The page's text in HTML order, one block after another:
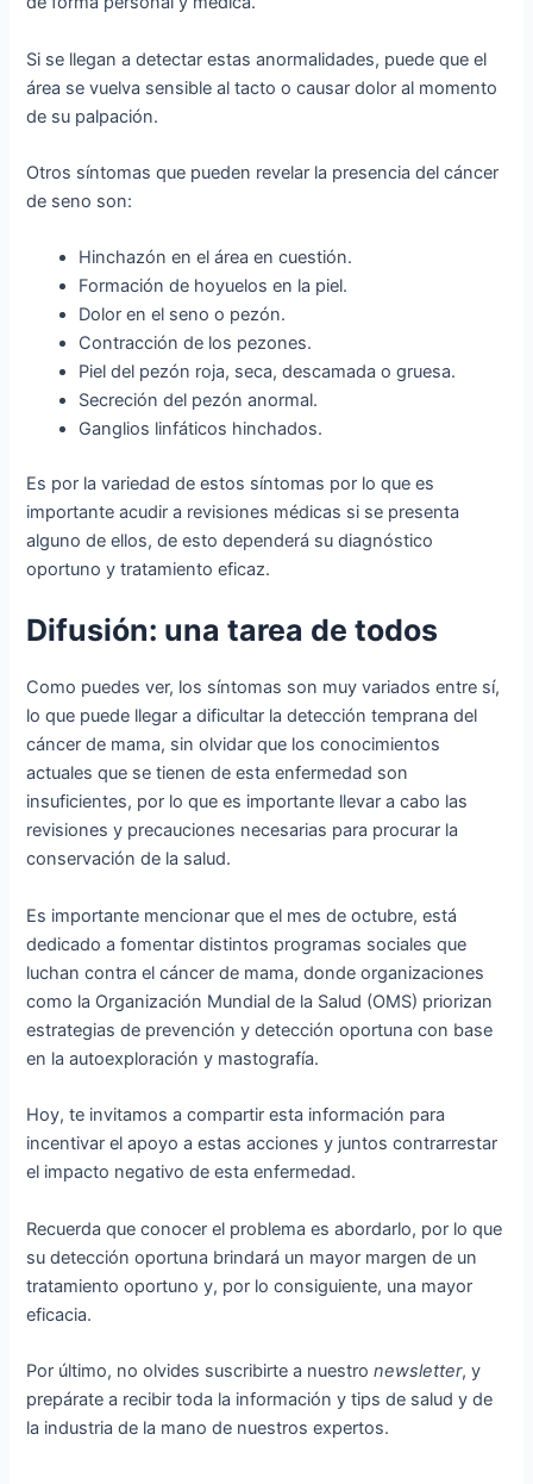
Si se llegan a detectar estas anormalidades, puede que el
área se vuelva sensible al tacto o causar dolor al momento
de su palpación.
Otros síntomas que pueden revelar la presencia del cáncer
de seno son:
Hinchazón en el área en cuestión.
Formación de hoyuelos en la piel.
Dolor en el seno o pezón.
Contracción de los pezones.
Piel del pezón roja, seca, descamada o gruesa.
Secreción del pezón anormal.
Ganglios linfáticos hinchados.
Es por la variedad de estos síntomas por lo que es
importante acudir a revisiones médicas si se presenta
alguno de ellos, de esto dependerá su diagnóstico
oportuno y tratamiento eficaz.
Difusión: una tarea de todos
Como puedes ver, los síntomas son muy variados entre sí,
lo que puede llegar a dificultar la detección temprana del
cáncer de mama, sin olvidar que los conocimientos
actuales que se tienen de esta enfermedad son
insuficientes, por lo que es importante llevar a cabo las
revisiones y precauciones necesarias para procurar la
conservación de la salud.
Es importante mencionar que el mes de octubre, está
dedicado a fomentar distintos programas sociales que
luchan contra el cáncer de mama, donde organizaciones
como la Organización Mundial de la Salud (OMS) priorizan
estrategias de prevención y detección oportuna con base
en la autoexploración y mastografía.
Hoy, te invitamos a compartir esta información para
incentivar el apoyo a estas acciones y juntos contrarrestar
el impacto negativo de esta enfermedad.
Recuerda que conocer el problema es abordarlo, por lo que
su detección oportuna brindará un mayor margen de un
tratamiento oportuno y, por lo consiguiente, una mayor
eficacia.
Por último, no olvides suscribirte a nuestronewsletter, y
prepárate a recibir toda la información y tips de salud y de
la industria de la mano de nuestros expertos.